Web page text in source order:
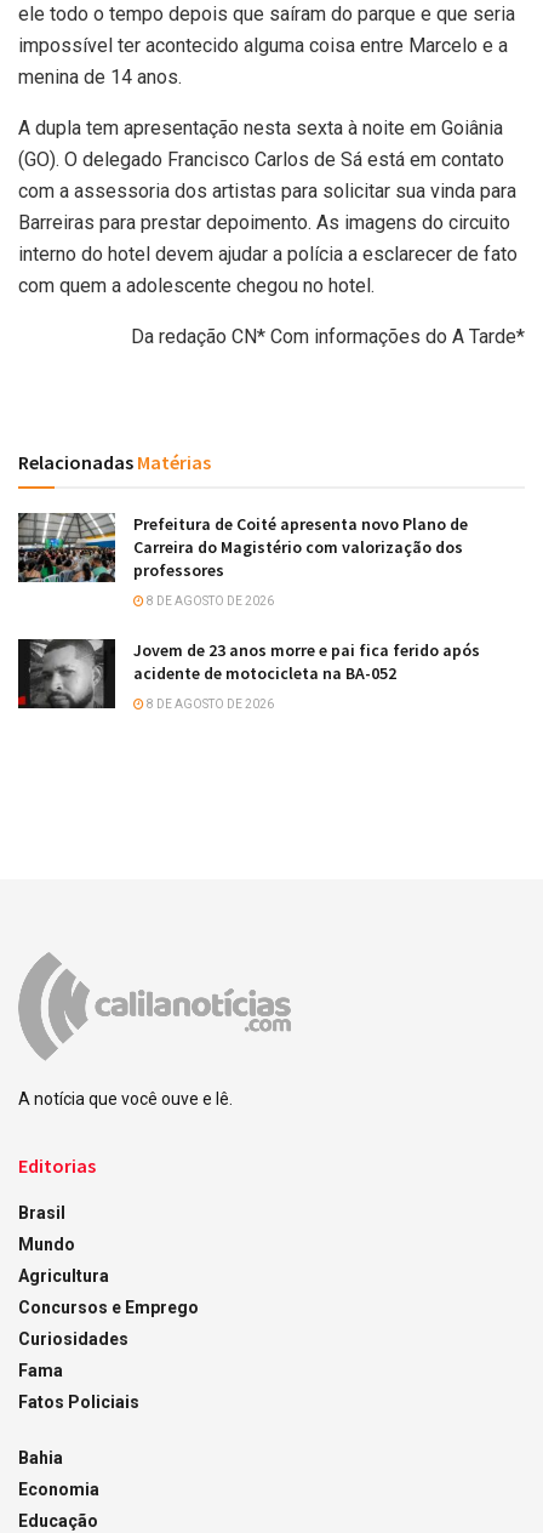
ele todo o tempo depois que saíram do parque e que seria
impossível ter acontecido alguma coisa entre Marcelo e a
menina de 14 anos.
A dupla tem apresentação nesta sexta à noite em Goiânia
(GO). O delegado Francisco Carlos de Sá está em contato
com a assessoria dos artistas para solicitar sua vinda para
Barreiras para prestar depoimento. As imagens do circuito
interno do hotel devem ajudar a polícia a esclarecer de fato
com quem a adolescente chegou no hotel.
Da redação CN* Com informações do A Tarde*
Relacionadas Matérias
Prefeitura de Coité apresenta novo Plano de
Carreira do Magistério com valorização dos
professores
8 DE AGOSTO DE 2026
Jovem de 23 anos morre e pai fica ferido após
acidente de motocicleta na BA-052
8 DE AGOSTO DE 2026
A notícia que você ouve e lê.
Editorias
Brasil
Mundo
Agricultura
Concursos e Emprego
Curiosidades
Fama
Fatos Policiais
Bahia
Economia
Educação